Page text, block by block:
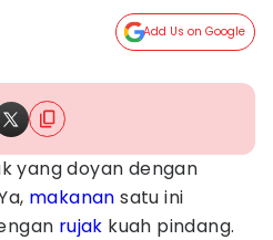
Add Us on Google
yang doyan dengan
makanan satu ini
rujak kuah pindang.